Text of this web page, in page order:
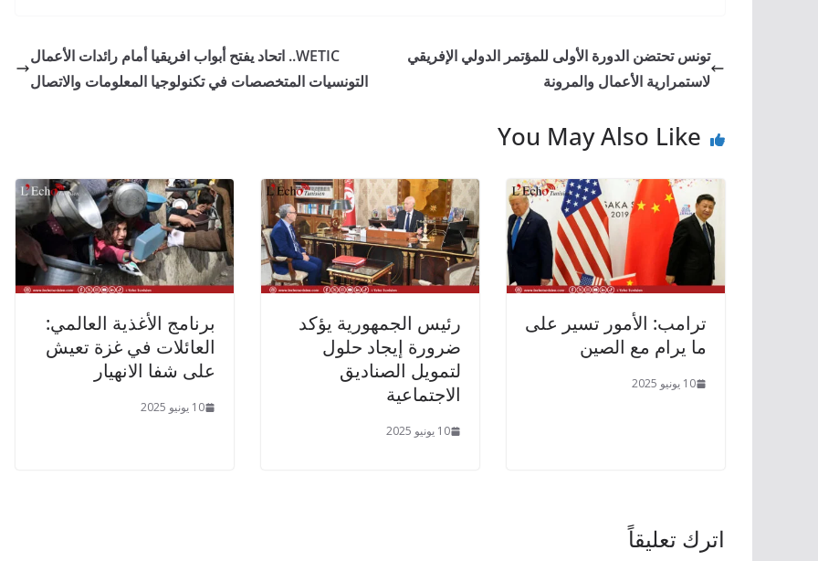
تونس تحتضن الدورة الأولى للمؤتمر الدولي الإفريقي
لاستمرارية الأعمال والمرونة
WETIC.. اتحاد يفتح أبواب افريقيا أمام رائدات الأعمال
التونسيات المتخصصات في تكنولوجيا المعلومات والاتصال
You May Also Like
ترامب: الأمور تسير على
ما يرام مع الصين
10 يونيو 2025
رئيس الجمهورية يؤكد
ضرورة إيجاد حلول
لتمويل الصناديق
الاجتماعية
10 يونيو 2025
برنامج الأغذية العالمي:
العائلات في غزة تعيش
على شفا الانهيار
10 يونيو 2025
اترك تعليقاً